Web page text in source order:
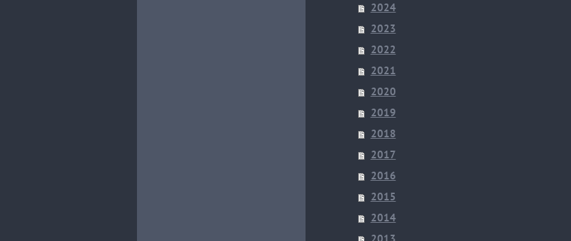
2024
2023
2022
2021
2020
2019
2018
2017
2016
2015
2014